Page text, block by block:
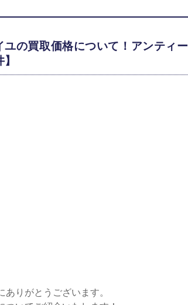
ユの買取価格について！アンティー
りがとうございます。